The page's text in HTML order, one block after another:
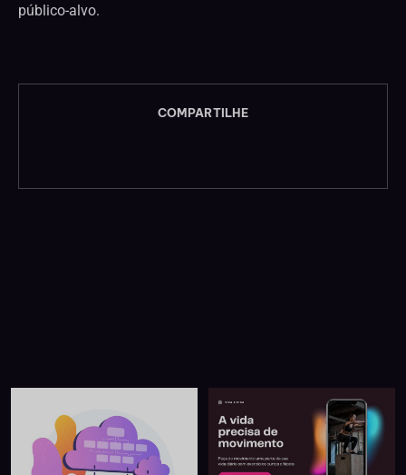
público-alvo.
COMPARTILHE